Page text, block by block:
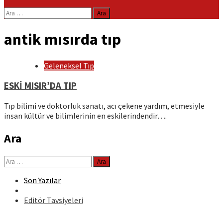
Arama:
antik mısırda tıp
Geleneksel Tıp
ESKİ MISIR’DA TIP
Tıp bilimi ve doktorluk sanatı, acı çekene yardım, etmesiyle
insan kültür ve bilimlerinin en eskilerindendir….
Ara
Arama:
Son Yazılar
Editör Tavsiyeleri